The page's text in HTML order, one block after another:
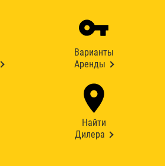
Варианты
Аренды
Найти
Дилера